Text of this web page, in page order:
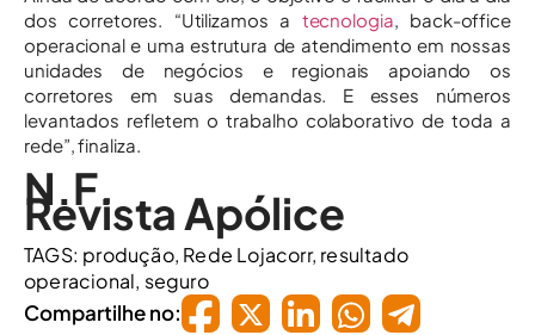
dos corretores. “Utilizamos a tecnologia, back-office
operacional e uma estrutura de atendimento em nossas
unidades de negócios e regionais apoiando os
corretores em suas demandas. E esses números
levantados refletem o trabalho colaborativo de toda a
rede”, finaliza.
N.F.
Revista Apólice
TAGS: produção, Rede Lojacorr, resultado
operacional, seguro
Compartilhe no: